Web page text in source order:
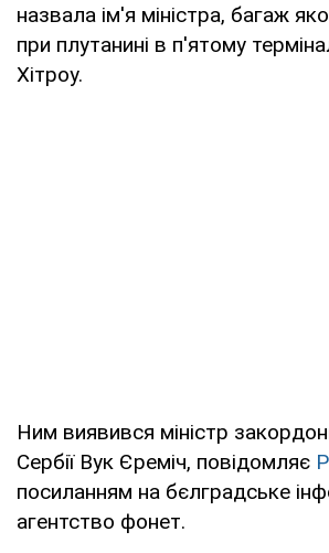
назвала ім'я міністра, багаж
при плутанині в п'ятому
Хітроу.
Ним виявився міністр
Сербії Вук Єреміч, повідомляє
посиланням на бєлградське
агентство фонет.